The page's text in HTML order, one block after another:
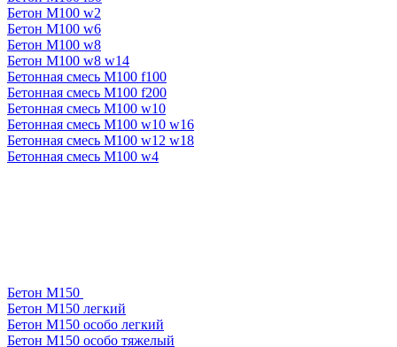
Бетон М100 w2
Бетон М100 w6
Бетон М100 w8
Бетон М100 w8 w14
Бетонная смесь М100 f100
Бетонная смесь М100 f200
Бетонная смесь М100 w10
Бетонная смесь М100 w10 w16
Бетонная смесь М100 w12 w18
Бетонная смесь М100 w4
Бетон М150
Бетон М150 легкий
Бетон М150 особо легкий
Бетон М150 особо тяжелый